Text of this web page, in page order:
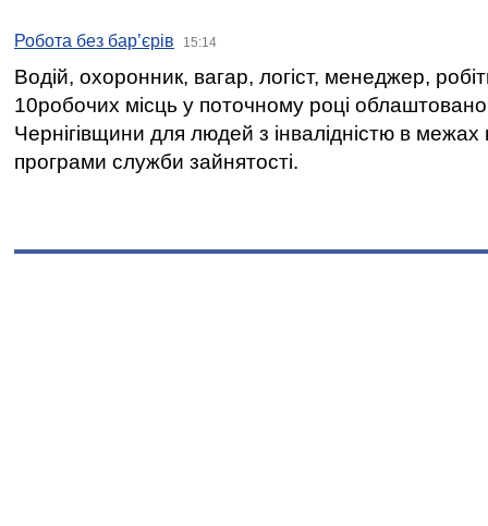
Робота без бар’єрів 15:14
Водій, охоронник, вагар, логіст, менеджер,
10робочих місць у поточному році
Чернігівщини для людей з інвалідністю в межах
програми служби зайнятості.